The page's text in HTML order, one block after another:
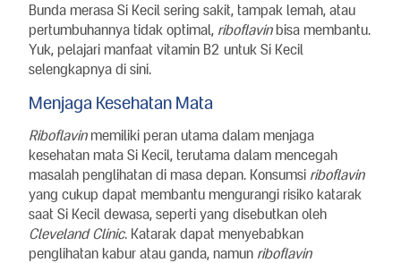
Bunda merasa Si Kecil sering sakit, tampak lemah, atau
pertumbuhannya tidak optimal, riboflavinbisa membantu.
Yuk, pelajari manfaat vitamin B2 untuk Si Kecil
selengkapnya di sini.
Menjaga Kesehatan Mata
Riboflavinmemiliki peran utama dalam menjaga
kesehatan mata Si Kecil, terutama dalam mencegah
masalah penglihatan di masa depan. Konsumsi riboflavin
yang cukup dapat membantu mengurangi risiko katarak
saat Si Kecil dewasa, seperti yang disebutkan oleh
Cleveland Clinic. Katarak dapat menyebabkan
penglihatan kabur atau ganda, namun riboflavin